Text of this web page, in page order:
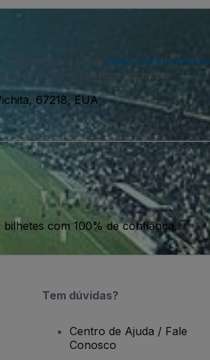
política de privacidade
as receber a qualquer momento.
67218, EUA
com 100% de confiança.
Tem dúvidas?
Centro de Ajuda / Fale
Conosco